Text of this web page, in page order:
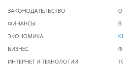
ЗАКОНОДАТЕЛЬСТВО
ФИНАНСЫ
ЭКОНОМИКА
БИЗНЕС
ИНТЕРНЕТ И ТЕХНОЛОГИИ